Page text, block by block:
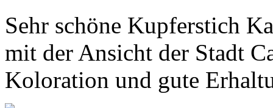
Sehr schöne Kupferstich
mit der Ansicht der Stadt
Koloration und gute